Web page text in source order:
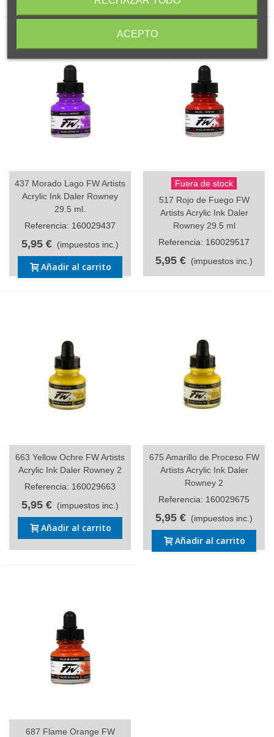
437 Morado Lago FW Artists
Acrylic Ink Daler Rowney
29.5 ml.
Referencia: 160029437
5,95 € (impuestos inc.)
Añadir al carrito
Fuera de stock
517 Rojo de Fuego FW
Artists Acrylic Ink Daler
Rowney 29.5 ml
Referencia: 160029517
5,95 € (impuestos inc.)
663 Yellow Ochre FW Artists
Acrylic Ink Daler Rowney 2
Referencia: 160029663
5,95 € (impuestos inc.)
Añadir al carrito
675 Amarillo de Proceso FW
Artists Acrylic Ink Daler
Rowney 2
Referencia: 160029675
5,95 € (impuestos inc.)
Añadir al carrito
687 Flame Orange FW
ACEPTO